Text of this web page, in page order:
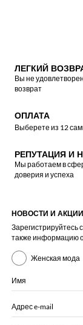
ЛЕГКИЙ
Вы не
возврат
ОПЛАТА
Выберете из 12
РЕПУТАЦИЯ И
Мы работаем в
доверия и успеха
НОВОСТИ И АКЦИИ
Зарегистрируйтесь
также информацию
Женская мода
Имя
Адрес e-mail